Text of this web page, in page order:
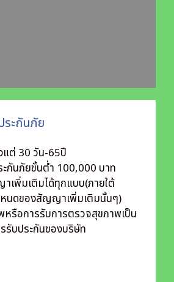
ระกันภัย
แต่ 30 วัน-65ปี
ะกันภัยขั้นต่ำ 100,000 บาท
เพิ่มเติมได้ทุกแบบ(ภายใต้
หนดของสัญญาเพิ่มเติมนั้นๆ)
รือการรับการตรวจสุขภาพเป็น
รับประกันของบริษัท